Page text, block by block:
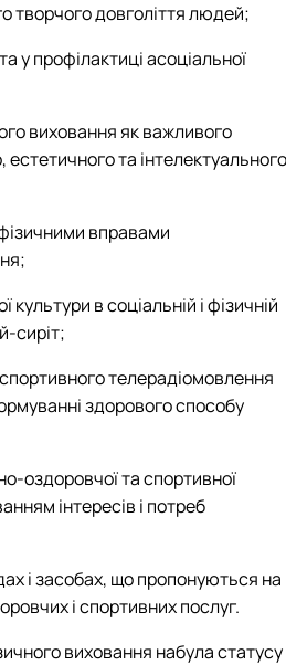
творчого довголіття людей;
у профілактиці асоціальної
виховання як важливого
та інтелектуального
вправами
культури в соціальній і фізичній
сиріт;
телерадіомовлення
здорового способу
оздоровчої та спортивної
інтересів і потреб
і засобах, що пропонуються на
і спортивних послуг.
виховання набула статусу